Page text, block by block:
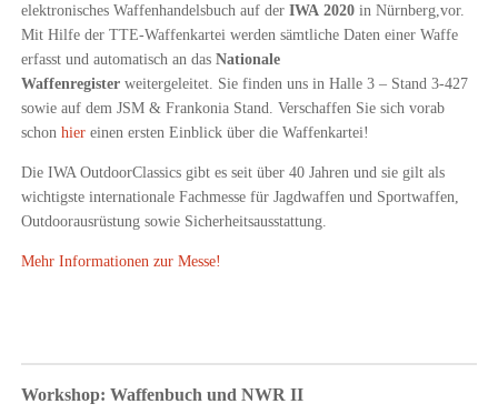
elektronisches Waffenhandelsbuch auf derIWA 2020in Nürnberg,vor.
Mit Hilfe der TTE-Waffenkartei werden sämtliche Daten einer Waffe
erfasst und automatisch an dasNationale
Waffenregister weitergeleitet. Sie finden uns in Halle 3 – Stand 3-427
sowie auf dem JSM & Frankonia Stand. Verschaffen Sie sich vorab
schonhiereinen ersten Einblick über die Waffenkartei!
Die IWA OutdoorClassics gibt es seit über 40 Jahren und sie gilt als
wichtigste internationale Fachmesse für Jagdwaffen und Sportwaffen,
Outdoorausrüstung sowie Sicherheitsausstattung.
Mehr Informationen zur Messe!
Workshop: Waffenbuch und NWR II